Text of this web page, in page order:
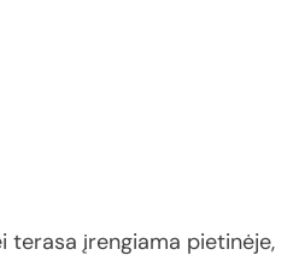
terasa įrengiama pietinėje,